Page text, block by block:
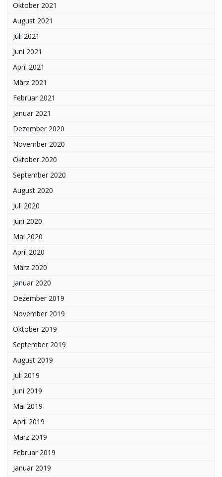
Oktober 2021
August 2021
Juli 2021
Juni 2021
April 2021
März 2021
Februar 2021
Januar 2021
Dezember 2020
November 2020
Oktober 2020
September 2020
August 2020
Juli 2020
Juni 2020
Mai 2020
April 2020
März 2020
Januar 2020
Dezember 2019
November 2019
Oktober 2019
September 2019
August 2019
Juli 2019
Juni 2019
Mai 2019
April 2019
März 2019
Februar 2019
Januar 2019